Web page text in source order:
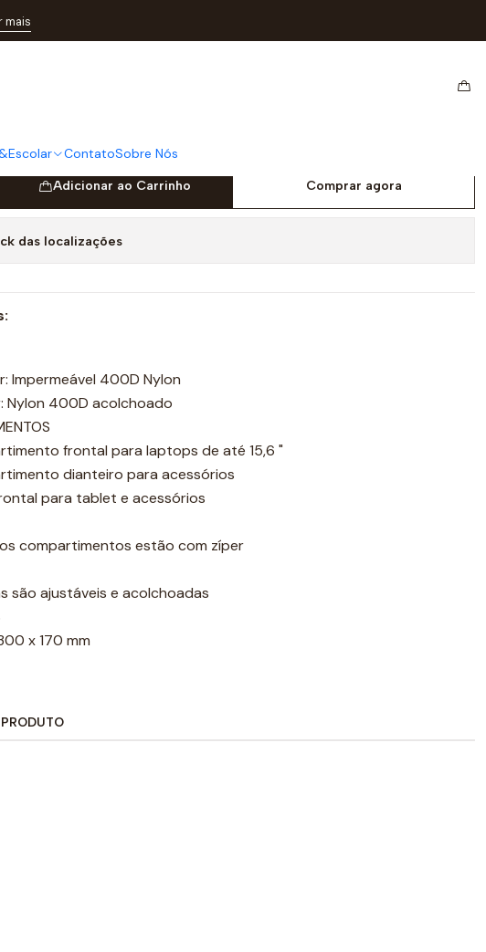
ContatoSobre Nós
mais Backpack Azul
Hiditec Urban Backpack
Adicionar ao Carrinho Comprar agora
das localizações
Impermeável 400D Nylon
Nylon 400D acolchoado
frontal para laptops de até 15,6 "
dianteiro para acessórios
para tablet e acessórios
compartimentos estão com zíper
são ajustáveis e acolchoadas
x 170 mm